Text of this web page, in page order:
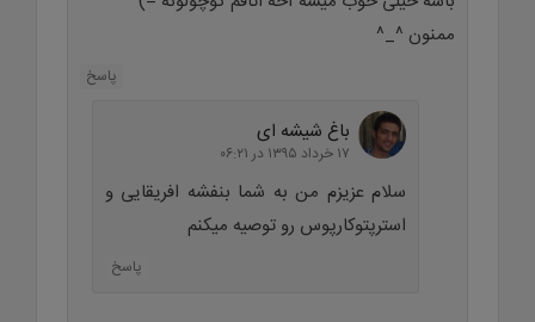
ممنون ^_^
پاسخ
باغ شیشه ای
۱۷ خرداد ۱۳۹۵ در ۰۶:۲۱
سلام عزیزم من به شما بنفشه افریقایی و
استرپتوکارپوس رو توصیه میکنم
پاسخ